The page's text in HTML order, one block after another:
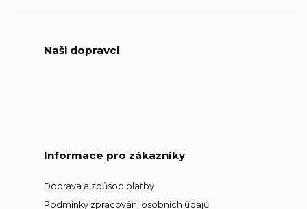
Naši dopravci
Informace pro zákazníky
Doprava a způsob platby
Podmínky zpracování osobních údajů